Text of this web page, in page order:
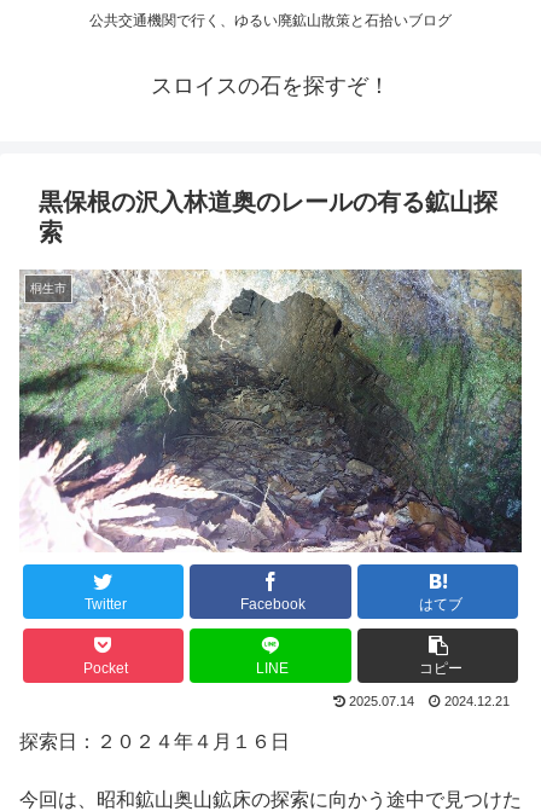
公共交通機関で行く、ゆるい廃鉱山散策と石拾いブログ
スロイスの石を探すぞ！
黒保根の沢入林道奥のレールの有る鉱山探
索
桐生市
Twitter Facebook はてブ
Pocket LINE コピー
2025.07.14 2024.12.21
探索日：２０２４年４月１６日
今回は、昭和鉱山奥山鉱床の探索に向かう途中で見つけた